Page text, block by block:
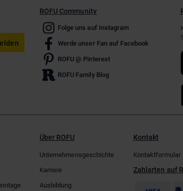
ROFU Community
Folge uns auf Instagram
Werde unser Fan auf Facebook
ROFU @ Pinterest
ROFU Family Blog
Über ROFU
Unternehmensgeschichte
Karriere
Ausbildung
Kontakt
Kontaktformular
Zahlarten auf